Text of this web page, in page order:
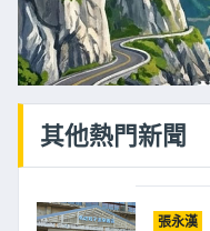
其他熱門新聞
張永漢